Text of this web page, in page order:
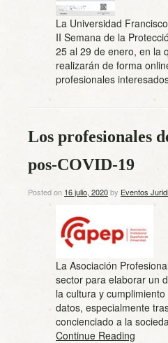
La Universidad
II Semana de la
25 al 29 de enero, en la
realizarán de forma
profesionales
Los profesionales
pos-COVID-19
Posted on 16 julio, 2020by Eventos
La Asociación
sector para elaborar un
la cultura y
datos, especialmente
concienciado a la
Continue Reading